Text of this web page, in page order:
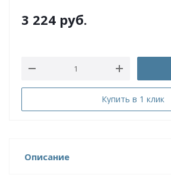
3 224 руб.
Купить в 1 клик
Описание